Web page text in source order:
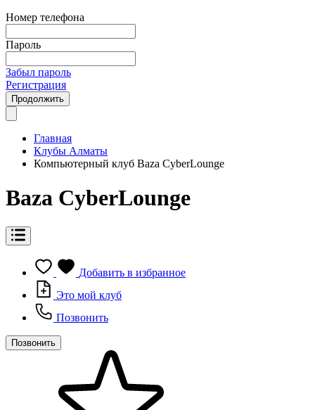
Номер телефона
Пароль
Забыл пароль
Регистрация
Продолжить
Главная
Клубы Алматы
Компьютерный клуб Baza CyberLounge
Baza CyberLounge
Добавить в избранное
Это мой клуб
Позвонить
Позвонить